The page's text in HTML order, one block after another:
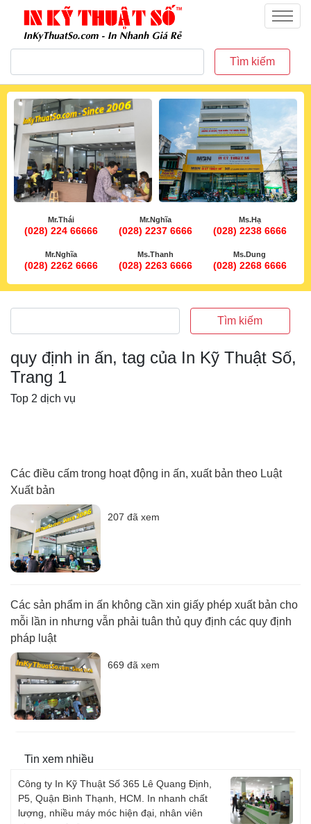
inkythuatso.com
Menu
Tìm kiếm
Mr.Thái
(028) 224 66666
Mr.Nghĩa
(028) 2237 6666
Ms.Hạ
(028) 2238 6666
Mr.Nghĩa
(028) 2262 6666
Ms.Thanh
(028) 2263 6666
Ms.Dung
(028) 2268 6666
Tìm kiếm
quy định in ấn, tag của In Kỹ Thuật Số,
Trang 1
Top 2 dịch vụ
Các điều cấm trong hoạt động in ấn, xuất bản theo Luật
Xuất bản
207 đã xem
Các sản phẩm in ấn không cần xin giấy phép xuất bản cho
mỗi lần in nhưng vẫn phải tuân thủ quy định các quy định
pháp luật
669 đã xem
Tin xem nhiều
Công ty In Kỹ Thuật Số 365 Lê Quang Định,
P5, Quận Bình Thạnh, HCM. In nhanh chất
lượng, nhiều máy móc hiện đại, nhân viên